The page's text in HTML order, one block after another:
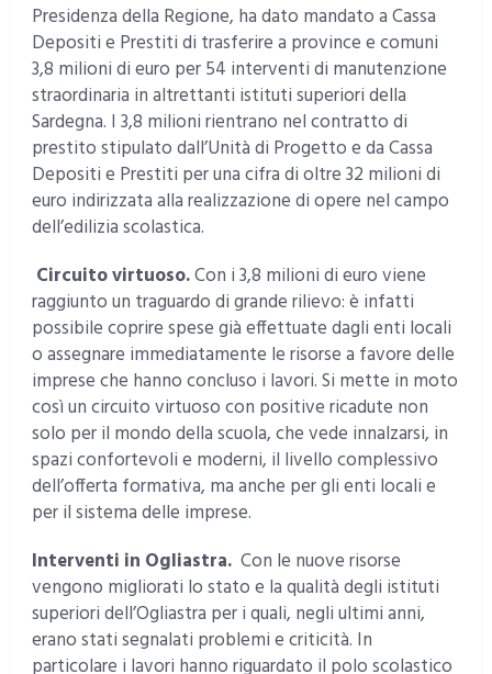
Presidenza della Regione, ha dato mandato a Cassa
Depositi e Prestiti di trasferire a province e comuni
3,8 milioni di euro per 54 interventi di manutenzione
straordinaria in altrettanti istituti superiori della
Sardegna. I 3,8 milioni rientrano nel contratto di
prestito stipulato dall’Unità di Progetto e da Cassa
Depositi e Prestiti per una cifra di oltre 32 milioni di
euro indirizzata alla realizzazione di opere nel campo
dell’edilizia scolastica.
Circuito virtuoso.Con i 3,8 milioni di euro viene
raggiunto un traguardo di grande rilievo: è infatti
possibile coprire spese già effettuate dagli enti locali
o assegnare immediatamente le risorse a favore delle
imprese che hanno concluso i lavori. Si mette in moto
così un circuito virtuoso con positive ricadute non
solo per il mondo della scuola, che vede innalzarsi, in
spazi confortevoli e moderni, il livello complessivo
dell’offerta formativa, ma anche per gli enti locali e
per il sistema delle imprese.
Interventi in Ogliastra. Con le nuove risorse
vengono migliorati lo stato e la qualità degli istituti
superiori dell’Ogliastra per i quali, negli ultimi anni,
erano stati segnalati problemi e criticità. In
particolare i lavori hanno riguardato il polo scolastico